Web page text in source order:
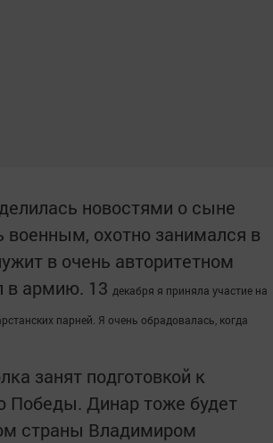
новостями о сыне
военным, охотно занимался в
в очень авторитетном
в армию. 13 декабря я приняла участие на
парней. Я очень обрадовалась, когда
занят подготовкой к
Победы. Динар тоже будет
страны Владимиром